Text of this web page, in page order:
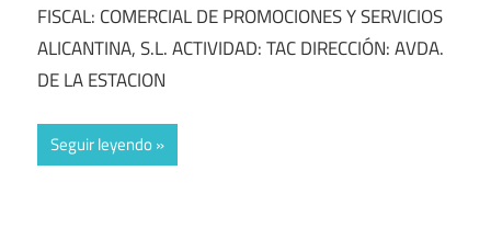
FISCAL: COMERCIAL DE PROMOCIONES Y SERVICIOS
ALICANTINA, S.L. ACTIVIDAD: TAC DIRECCIÓN: AVDA.
DE LA ESTACION
Seguir leyendo